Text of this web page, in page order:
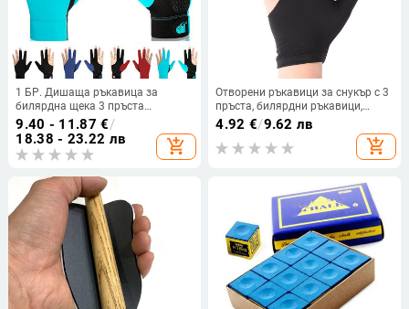
1 БР. Дишаща ръкавица за
билярдна щека 3 пръста
Ръкавици за билярд Снукър
Стрелци за лява ръка
Висококачествени билярдни
фитнес аксесоари
9.40 - 11.87 €/
18.38 - 23.22 лв
add_shopping_cart
Отворени ръкавици за снукър с 3
пръста, билярдни ръкавици,
протектор за лява/дясна ръка,
щека за билярд, ръкавица с
ръкавица, един размер, унисекс
4.92 €/9.62 лв
add_shopping_cart